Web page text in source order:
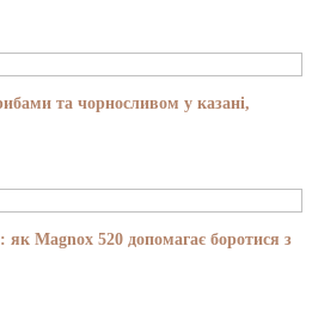
та чорносливом у казані,
Magnox 520 допомагає боротися з